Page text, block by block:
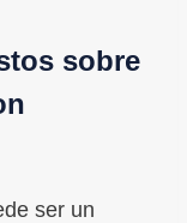
sobre
ser un